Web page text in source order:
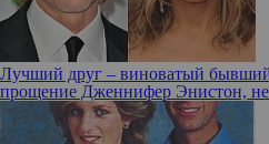
Лучший друг – виноватый
прощение Дженнифер Энистон,